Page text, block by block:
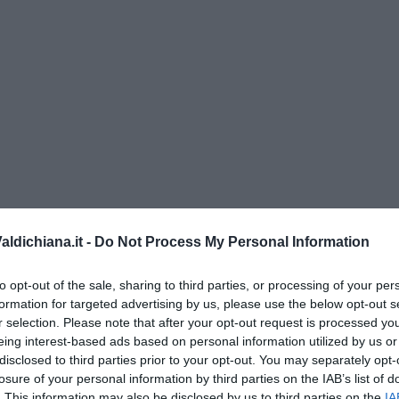
- Do Not Process My Personal Information
opt-out of the sale, sharing to third parties, or processing of your
for targeted advertising by us, please use the below opt-out
selection. Please note that after your opt-out request is processed
interest-based ads based on personal information utilized by us
to third parties prior to your opt-out. You may separately
of your personal information by third parties on the IAB’s list of
la situazione regionaleclicca qui. Questo bollettino è
di questa mattina.
iscriviti allaNewsletter QUInews - ToscanaMedia.
nella tua casella di posta.